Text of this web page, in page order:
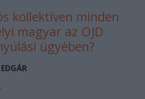
kollektíven minden
magyar az OJD
ügyében?